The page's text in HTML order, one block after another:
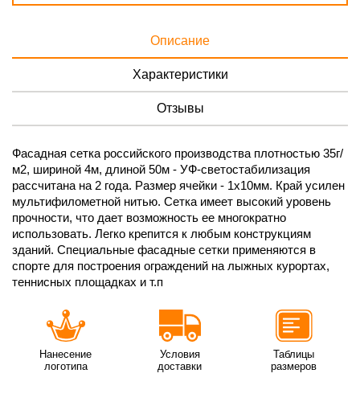
Описание
Характеристики
Отзывы
Фасадная сетка российского производства плотностью 35г/
м2, шириной 4м, длиной 50м - УФ-светостабилизация
рассчитана на 2 года. Размер ячейки - 1х10мм. Край усилен
мультифилометной нитью. Сетка имеет высокий уровень
прочности, что дает возможность ее многократно
использовать. Легко крепится к любым конструкциям
зданий. Специальные фасадные сетки применяются в
спорте для построения ограждений на лыжных курортах,
теннисных площадках и т.п
Нанесение
логотипа
Условия
доставки
Таблицы
размеров